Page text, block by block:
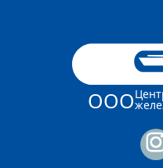
ООО